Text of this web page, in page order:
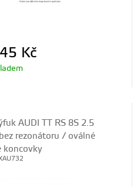
Kč
AUDI TT RS 8S 2.5
rezonátoru / oválné
koncovky